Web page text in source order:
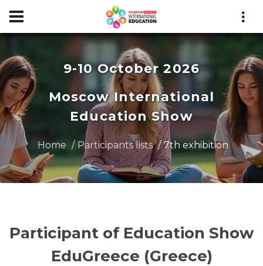
9-10 October 2026
Moscow International
Education Show
Home Participants lists 7th exhibition
Participant of Education Show
EduGreece (Greece)